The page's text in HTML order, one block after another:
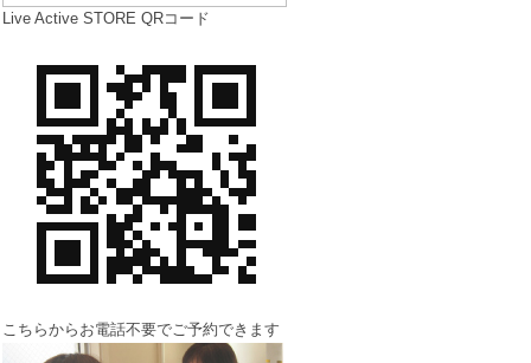
Live Active STORE QRコード
こちらからお電話不要でご予約できます